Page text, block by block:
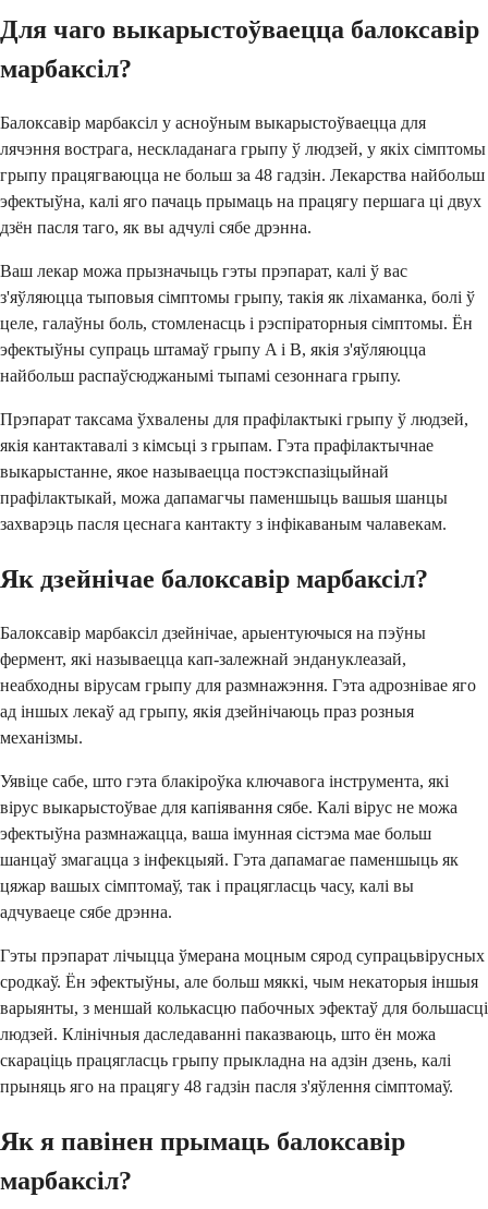
Для чаго выкарыстоўваецца балоксавір
марбаксіл?
Балоксавір марбаксіл у асноўным выкарыстоўваецца для
лячэння вострага, нескладанага грыпу ў людзей, у якіх сімптомы
грыпу працягваюцца не больш за 48 гадзін. Лекарства найбольш
эфектыўна, калі яго пачаць прымаць на працягу першага ці двух
дзён пасля таго, як вы адчулі сябе дрэнна.
Ваш лекар можа прызначыць гэты прэпарат, калі ў вас
з'яўляюцца тыповыя сімптомы грыпу, такія як ліхаманка, болі ў
целе, галаўны боль, стомленасць і рэспіраторныя сімптомы. Ён
эфектыўны супраць штамаў грыпу A і B, якія з'яўляюцца
найбольш распаўсюджанымі тыпамі сезоннага грыпу.
Прэпарат таксама ўхвалены для прафілактыкі грыпу ў людзей,
якія кантактавалі з кімсьці з грыпам. Гэта прафілактычнае
выкарыстанне, якое называецца постэкспазіцыйнай
прафілактыкай, можа дапамагчы паменшыць вашыя шанцы
захварэць пасля цеснага кантакту з інфікаваным чалавекам.
Як дзейнічае балоксавір марбаксіл?
Балоксавір марбаксіл дзейнічае, арыентуючыся на пэўны
фермент, які называецца кап-залежнай эндануклеазай,
неабходны вірусам грыпу для размнажэння. Гэта адрознівае яго
ад іншых лекаў ад грыпу, якія дзейнічаюць праз розныя
механізмы.
Уявіце сабе, што гэта блакіроўка ключавога інструмента, які
вірус выкарыстоўвае для капіявання сябе. Калі вірус не можа
эфектыўна размнажацца, ваша імунная сістэма мае больш
шанцаў змагацца з інфекцыяй. Гэта дапамагае паменшыць як
цяжар вашых сімптомаў, так і працягласць часу, калі вы
адчуваеце сябе дрэнна.
Гэты прэпарат лічыцца ўмерана моцным сярод супрацьвірусных
сродкаў. Ён эфектыўны, але больш мяккі, чым некаторыя іншыя
варыянты, з меншай колькасцю пабочных эфектаў для большасці
людзей. Клінічныя даследаванні паказваюць, што ён можа
скараціць працягласць грыпу прыкладна на адзін дзень, калі
прыняць яго на працягу 48 гадзін пасля з'яўлення сімптомаў.
Як я павінен прымаць балоксавір
марбаксіл?